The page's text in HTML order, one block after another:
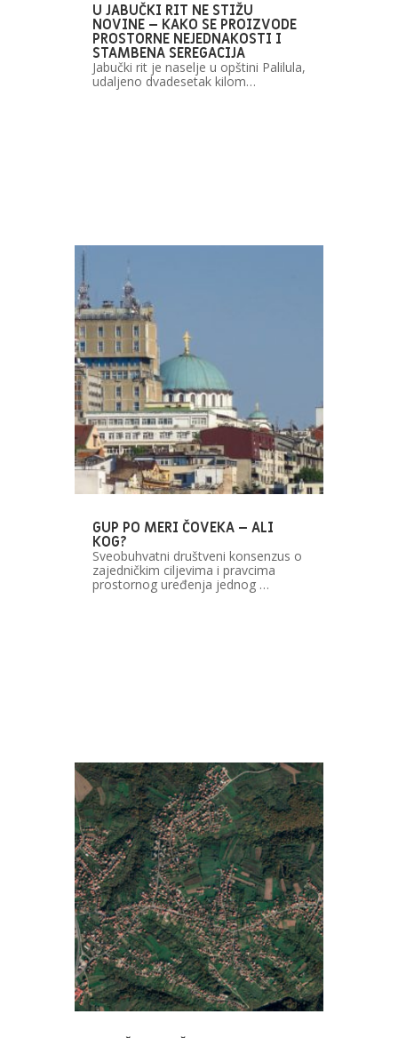
U JABUČKI RIT NE STIŽU
NOVINE – KAKO SE PROIZVODE
PROSTORNE NEJEDNAKOSTI I
STAMBENA SEREGACIJA
Jabučki rit je naselje u opštini Palilula,
udaljeno dvadesetak kilom…
GUP PO MERI ČOVEKA – ALI
KOG?
Sveobuhvatni društveni konsenzus o
zajedničkim ciljevima i pravcima
prostornog uređenja jednog …